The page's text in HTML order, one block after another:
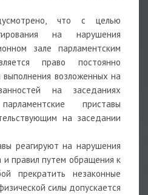
что с целью
на нарушения
зале парламентским
право постоянно
возложенных на
на заседаниях
приставы
на заседании
реагируют на нарушения
и правил путем обращения к
прекратить незаконные
силы допускается